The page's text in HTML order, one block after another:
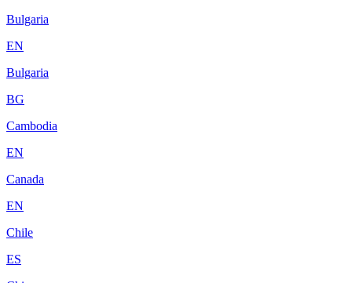
Bulgaria
EN
Bulgaria
BG
Cambodia
EN
Canada
EN
Chile
ES